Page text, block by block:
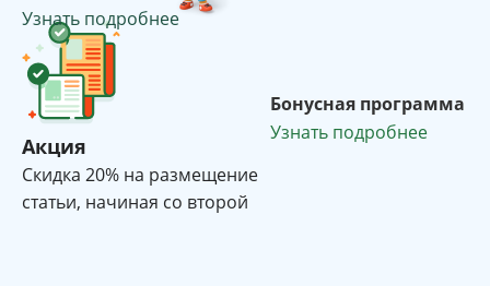
Узнать подробнее
Акция
Cкидка 20% на размещение
статьи, начиная со второй
Бонусная программа
Узнать подробнее